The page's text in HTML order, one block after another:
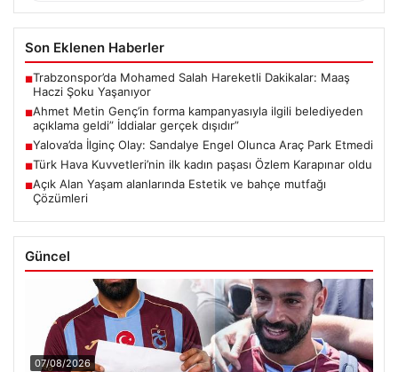
Son Eklenen Haberler
■Trabzonspor’da Mohamed Salah Hareketli Dakikalar: Maaş
Haczi Şoku Yaşanıyor
■Ahmet Metin Genç’in forma kampanyasıyla ilgili belediyeden
açıklama geldi” İddialar gerçek dışıdır”
■Yalova’da İlginç Olay: Sandalye Engel Olunca Araç Park Etmedi
■Türk Hava Kuvvetleri’nin ilk kadın paşası Özlem Karapınar oldu
■Açık Alan Yaşam alanlarında Estetik ve bahçe mutfağı
Çözümleri
Güncel
07/08/2026